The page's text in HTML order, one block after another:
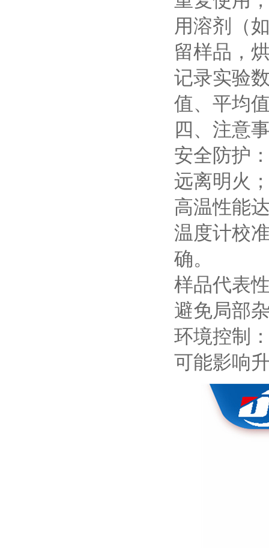
用溶剂（
留样品，
记录实验
值、平均
四、注意
安全防护
远离明火
高温性能
温度计校
确。
样品代表
避免局部
环境控制
可能影响